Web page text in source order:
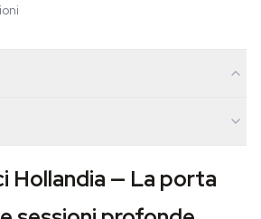
Hollandia — La porta